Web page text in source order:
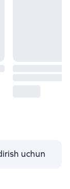
uchun